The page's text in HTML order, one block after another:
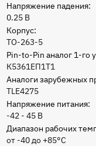
Напряжение падения:
0.25 В
Корпус:
TO-263-5
Pin-to-Pin аналог 1-го
К5361ЕП1Т1
Аналоги зарубежных
TLE4275
Напряжение питания:
-42 - 45 В
Диапазон рабочих
от -40 до +85°C